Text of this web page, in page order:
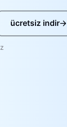
ücretsiz indir